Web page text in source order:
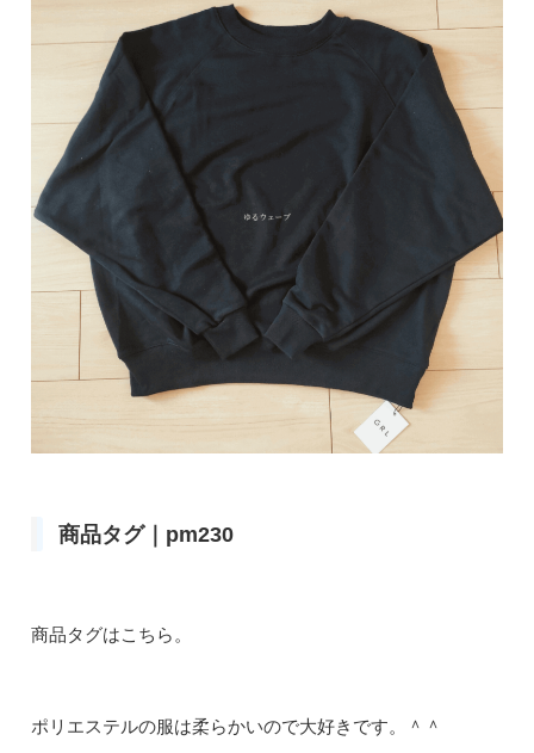
商品タグ｜pm230
商品タグはこちら。
ポリエステルの服は柔らかいので大好きです。＾＾